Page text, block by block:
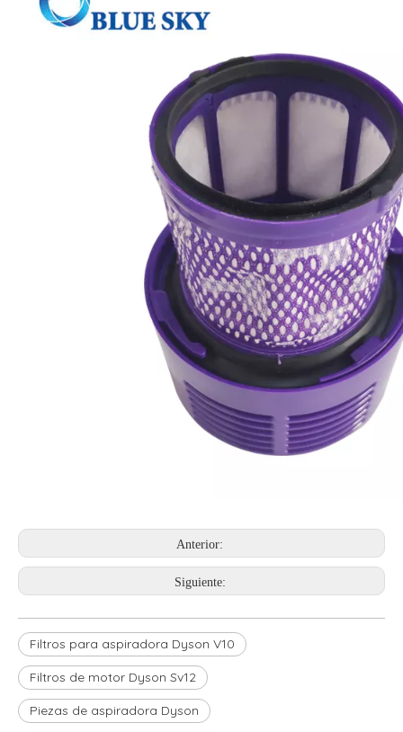
Anterior:
Siguiente:
Filtros para aspiradora Dyson V10
Filtros de motor Dyson Sv12
Piezas de aspiradora Dyson